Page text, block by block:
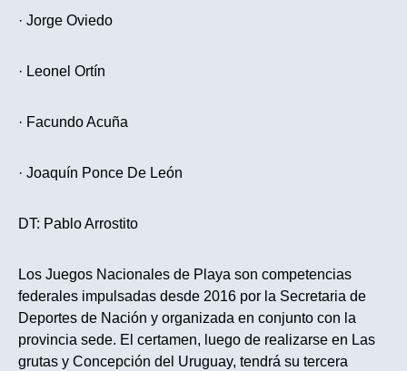
· Jorge Oviedo
· Leonel Ortín
· Facundo Acuña
· Joaquín Ponce De León
DT: Pablo Arrostito
Los Juegos Nacionales de Playa son competencias
federales impulsadas desde 2016 por la Secretaria de
Deportes de Nación y organizada en conjunto con la
provincia sede. El certamen, luego de realizarse en Las
grutas y Concepción del Uruguay, tendrá su tercera